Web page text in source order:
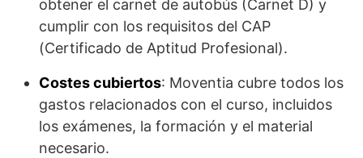
obtener el carnet de autobús (Carnet D) y
cumplir con los requisitos del CAP
(Certificado de Aptitud Profesional).
Costes cubiertos: Moventia cubre todos los
gastos relacionados con el curso, incluidos
los exámenes, la formación y el material
necesario.